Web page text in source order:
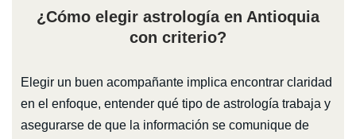
¿Cómo elegir astrología en Antioquia
con criterio?
Elegir un buen acompañante implica encontrar claridad
en el enfoque, entender qué tipo de astrología trabaja y
asegurarse de que la información se comunique de